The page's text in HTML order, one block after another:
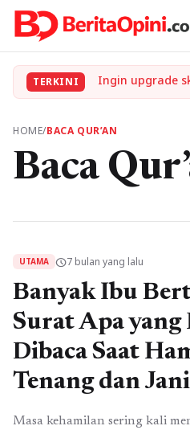
TERKINI
HOME/BACA QUR’AN
Baca
UTAMA schedule7 bulan yang lalu
Banyak Ibu
Surat Apa yang
Dibaca Saat
Tenang dan
Masa kehamilan sering kali